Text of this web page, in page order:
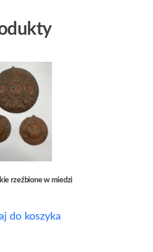
rzeźbione w miedzi
do koszyka